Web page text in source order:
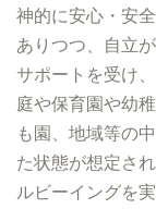
神的に安心・安
ありつつ、自立
サポートを受け
庭や保育園や幼
も園、地域等の
た状態が想定さ
ルビーイングを